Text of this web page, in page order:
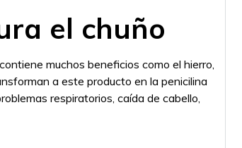
el chuño
contiene muchos beneficios como el hierro,
a este producto en la penicilina
respiratorios, caída de cabello,